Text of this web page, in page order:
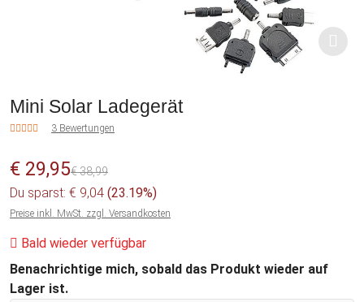
Mini Solar Ladegerät
3 Bewertungen
€ 29,95€ 38,99
Du sparst: € 9,04 (23.19%)
Preise inkl. MwSt. zzgl. Versandkosten
Bald wieder verfügbar
Benachrichtige mich, sobald das Produkt wieder auf
Lager ist.